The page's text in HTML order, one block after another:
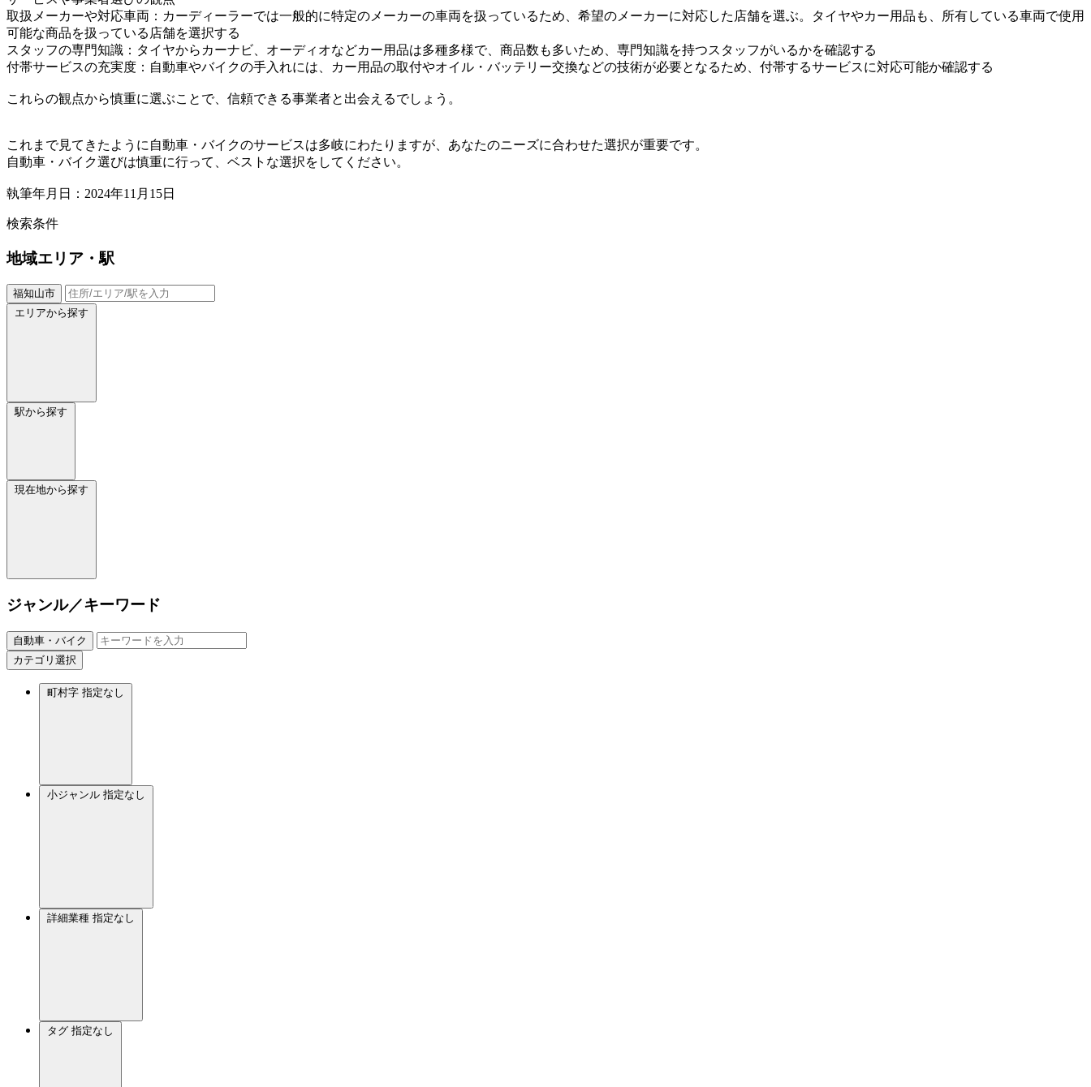
取扱メーカーや対応車両：カーディーラーでは一般的に特定のメーカーの車両を扱っているため、希望のメーカーに対応した店舗を選ぶ。タイヤやカー用品も、所有している車両で使用
可能な商品を扱っている店舗を選択する
スタッフの専門知識：タイヤからカーナビ、オーディオなどカー用品は多種多様で、商品数も多いため、専門知識を持つスタッフがいるかを確認する
付帯サービスの充実度：自動車やバイクの手入れには、カー用品の取付やオイル・バッテリー交換などの技術が必要となるため、付帯するサービスに対応可能か確認する
これらの観点から慎重に選ぶことで、信頼できる事業者と出会えるでしょう。
これまで見てきたように自動車・バイクのサービスは多岐にわたりますが、あなたのニーズに合わせた選択が重要です。
自動車・バイク選びは慎重に行って、ベストな選択をしてください。
執筆年月日：2024年11月15日
検索条件
地域エリア・駅
福知山市
エリアから探す
駅から探す
現在地から探す
ジャンル／キーワード
自動車・バイク
カテゴリ選択
町村字 指定なし
小ジャンル 指定なし
詳細業種 指定なし
タグ 指定なし